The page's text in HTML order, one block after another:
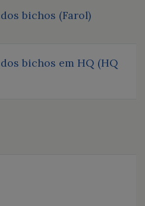
bichos (Farol)
bichos em HQ (HQ